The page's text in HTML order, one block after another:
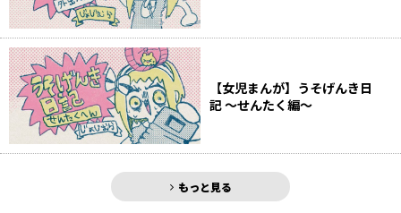
【女児まんが】うそげんき日
記 〜せんたく編〜
もっと見る